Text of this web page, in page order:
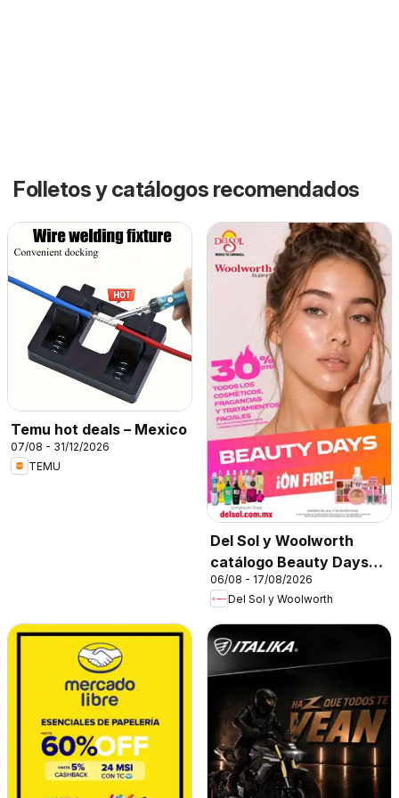
Folletos y catálogos recomendados
Temu hot deals – Mexico
07/08 - 31/12/2026
TEMU
Del Sol y Woolworth
catálogo Beauty Days
On Fire
06/08 - 17/08/2026
Del Sol y Woolworth